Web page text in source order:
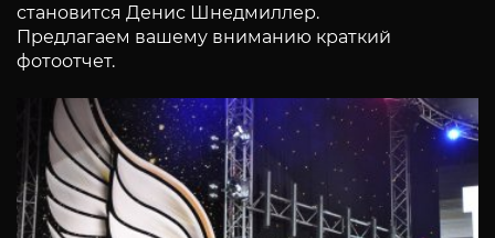
становится Денис Шнедмиллер.
Предлагаем вашему вниманию краткий
фотоотчет.